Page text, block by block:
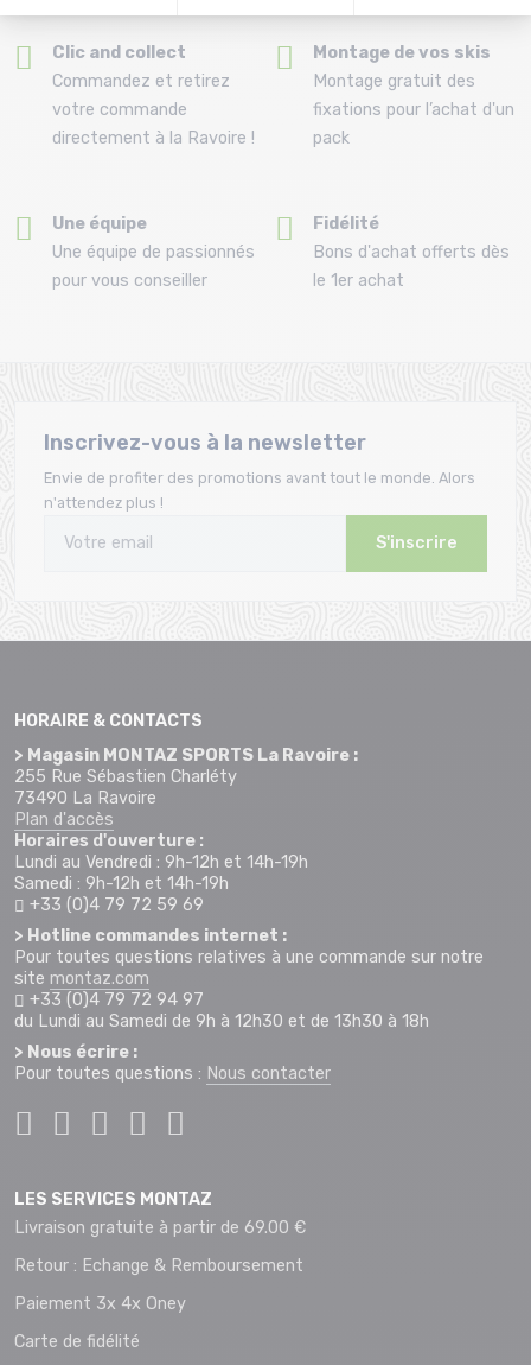
Clic and collect
Commandez et retirez
votre commande
directement à la Ravoire !
Montage de vos skis
Montage gratuit des
fixations pour l’achat d'un
pack
Une équipe
Une équipe de passionnés
pour vous conseiller
Fidélité
Bons d'achat offerts dès
le 1er achat
Inscrivez-vous à la newsletter
Envie de profiter des promotions avant tout le monde. Alors
n'attendez plus !
S'inscrire
HORAIRE & CONTACTS
> Magasin MONTAZ SPORTS La Ravoire :
255 Rue Sébastien Charléty
73490 La Ravoire
Plan d'accès
Horaires d'ouverture :
Lundi au Vendredi : 9h-12h et 14h-19h
Samedi : 9h-12h et 14h-19h
+33 (0)4 79 72 59 69
> Hotline commandes internet :
Pour toutes questions relatives à une commande sur notre
site montaz.com
+33 (0)4 79 72 94 97
du Lundi au Samedi de 9h à 12h30 et de 13h30 à 18h
> Nous écrire :
Pour toutes questions : Nous contacter
LES SERVICES MONTAZ
Livraison gratuite à partir de 69.00 €
Retour : Echange & Remboursement
Paiement 3x 4x Oney
Carte de fidélité